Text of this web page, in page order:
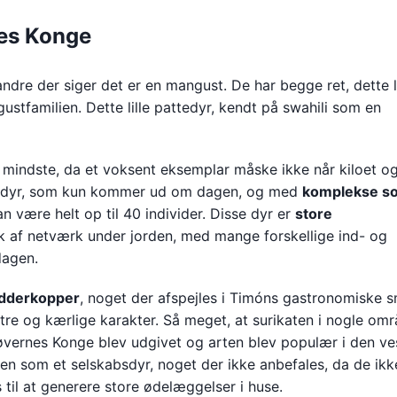
Konge
der siger det er en mangust. De har begge ret, dette
Dette lille pattedyr, kendt på swahili som en
da et voksent eksemplar måske ikke når kiloet
som kun kommer ud om dagen, og med komplekse
være helt op til 40 individer. Disse dyr er store
netværk under jorden, med mange forskellige ind- og
, noget der afspejles i Timóns gastronomiske
og kærlige karakter. Så meget, at surikaten i nogle
Konge blev udgivet og arten blev populær i den
som et selskabsdyr, noget der ikke anbefales, da de
at generere store ødelæggelser i huse.